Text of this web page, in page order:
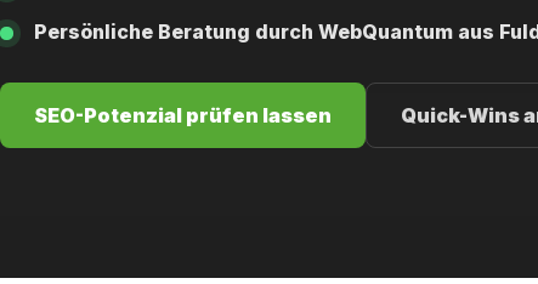
Persönliche Beratung durch WebQuantum aus
SEO-Potenzial prüfen lassen Quick-Wins